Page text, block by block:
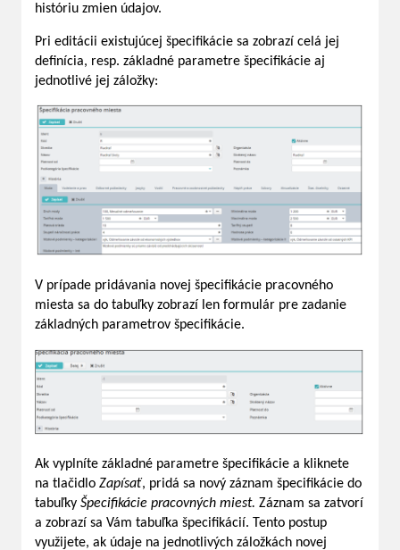
históriu zmien údajov.
Pri editácii existujúcej špecifikácie sa zobrazí celá jej
definícia, resp. základné parametre špecifikácie aj
jednotlivé jej záložky:
V prípade pridávania novej špecifikácie pracovného
miesta sa do tabuľky zobrazí len formulár pre zadanie
základných parametrov špecifikácie.
Ak vyplníte základné parametre špecifikácie a kliknete
na tlačidlo Zapísať, pridá sa nový záznam špecifikácie do
tabuľky Špecifikácie pracovných miest. Záznam sa zatvorí
a zobrazí sa Vám tabuľka špecifikácií. Tento postup
využijete, ak údaje na jednotlivých záložkách novej